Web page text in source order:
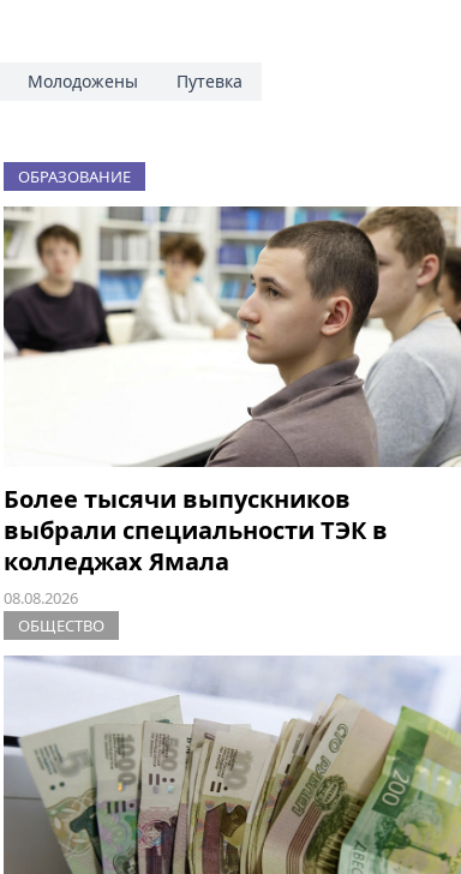
Молодожены Путевка
ОБРАЗОВАНИЕ
Более тысячи выпускников
выбрали специальности ТЭК в
колледжах Ямала
08.08.2026
ОБЩЕСТВО